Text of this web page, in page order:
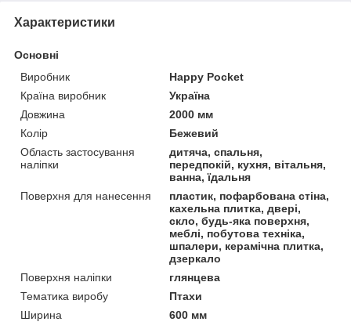
Характеристики
Основні
Виробник
Happy Pocket
Країна виробник
Україна
Довжина
2000 мм
Колір
Бежевий
Область застосування
наліпки
дитяча, спальня,
передпокій, кухня, вітальня,
ванна, їдальня
Поверхня для нанесення
пластик, пофарбована стіна,
кахельна плитка, двері,
скло, будь-яка поверхня,
меблі, побутова техніка,
шпалери, керамічна плитка,
дзеркало
Поверхня наліпки
глянцева
Тематика виробу
Птахи
Ширина
600 мм